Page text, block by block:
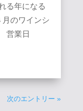
る年になる
のワインシ
。 営業日
次のエントリー »